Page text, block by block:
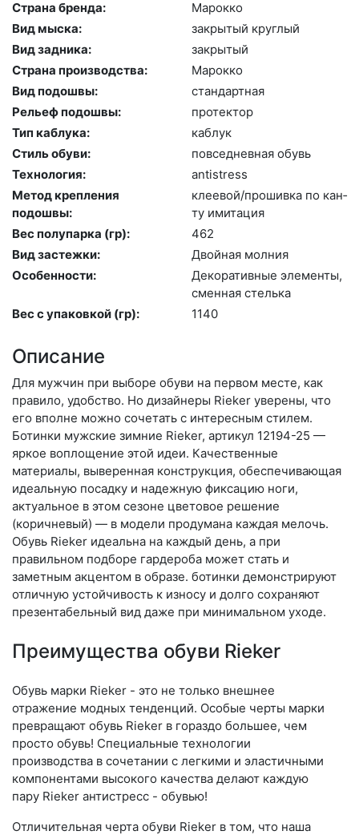
Страна бренда:
Ма­рок­ко
Вид мыска:
зак­ры­тый круг­лый
Вид задника:
зак­ры­тый
Страна производства:
Ма­рок­ко
Вид подошвы:
стан­дарт­ная
Рельеф подошвы:
про­тек­тор
Тип каблука:
каб­лук
Стиль обуви:
пов­седнев­ная обувь
Технология:
an­tist­ress
Метод крепления
подошвы:
кле­евой/про­шив­ка по кан­
ту ими­тация
Вес полупарка (гр):
462
Вид застежки:
Двой­ная мол­ния
Особенности:
Де­кора­тив­ные эле­мен­ты,
смен­ная стель­ка
Вес с упаковкой (гр):
1140
Описание
Для мужчин при выборе обуви на первом месте, как
правило, удобство. Но дизайнеры Rieker уверены, что
его вполне можно сочетать с интересным стилем.
Ботинки мужские зимние Rieker, артикул 12194-25 —
яркое воплощение этой идеи. Качественные
материалы, выверенная конструкция, обеспечивающая
идеальную посадку и надежную фиксацию ноги,
актуальное в этом сезоне цветовое решение
(коричневый) — в модели продумана каждая мелочь.
Обувь Rieker идеальна на каждый день, а при
правильном подборе гардероба может стать и
заметным акцентом в образе. ботинки демонстрируют
отличную устойчивость к износу и долго сохраняют
презентабельный вид даже при минимальном уходе.
Преимущества обуви Rieker
Обувь марки Rieker - это не только внешнее
отражение модных тенденций. Особые черты марки
превращают обувь Rieker в гораздо большее, чем
просто обувь! Специальные технологии
производства в сочетании с легкими и эластичными
компонентами высокого качества делают каждую
пару Rieker антистресс - обувью!
Отличительная черта обуви Rieker в том, что наша